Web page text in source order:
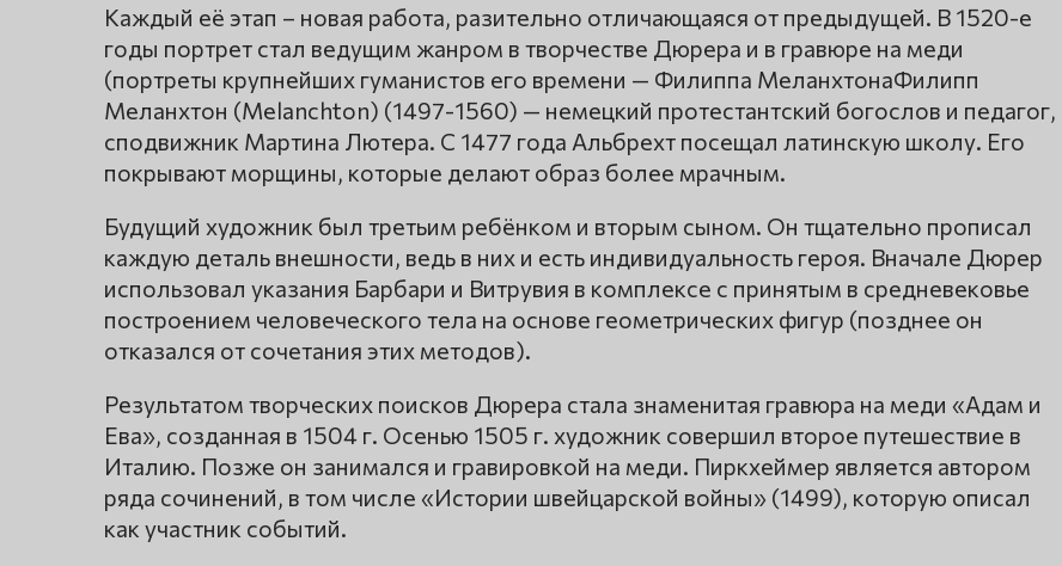
Каждый её этап – новая работа, разительно отличающаяся от предыдущей. В 1520-е
годы портрет стал ведущим жанром в творчестве Дюрера и в гравюре на меди
(портреты крупнейших гуманистов его времени — Филиппа МеланхтонаФилипп
Меланхтон (Melanchton) (1497-1560) — немецкий протестантский богослов и педагог,
сподвижник Мартина Лютера. C 1477 года Альбрехт посещал латинскую школу. Его
покрывают морщины, которые делают образ более мрачным.
Будущий художник был третьим ребёнком и вторым сыном. Он тщательно прописал
каждую деталь внешности, ведь в них и есть индивидуальность героя. Вначале Дюрер
использовал указания Барбари и Витрувия в комплексе с принятым в средневековье
построением человеческого тела на основе геометрических фигур (позднее он
отказался от сочетания этих методов).
Результатом творческих поисков Дюрера стала знаменитая гравюра на меди «Адам и
Ева», созданная в 1504 г. Осенью 1505 г. художник совершил второе путешествие в
Италию. Позже он занимался и гравировкой на меди. Пиркхеймер является автором
ряда сочинений, в том числе «Истории швейцарской войны» (1499), которую описал
как участник событий.